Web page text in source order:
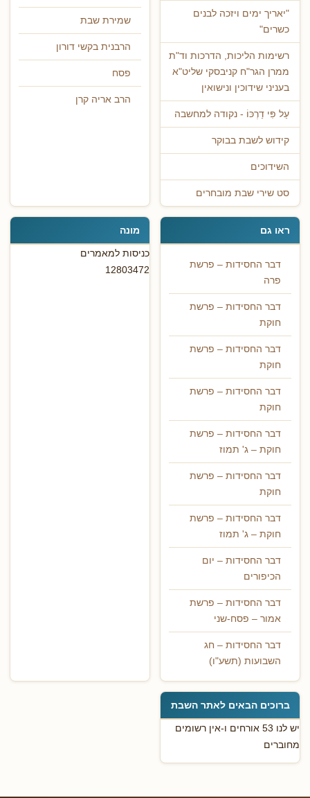
"יאריך ימים ויזכה לבנים
כשרים"
רשימות הליכות, הדרכות וד"ת
ממרן הגר"ח קניבסקי שליט"א
בעניני שידוכין ונישואין
עַל פִּי דַרְכּוֹ - נקודה למחשבה
קידוש לשבת בבוקר
השידוכים
סט שירי שבת מובחרים
שמירת שבת
הרבנית בקשי דורון
פסח
הרב אריה קרן
ראו גם
דבר החסידות – פרשת
פרה
דבר החסידות – פרשת
חוקת
דבר החסידות – פרשת
חוקת
דבר החסידות – פרשת
חוקת
דבר החסידות – פרשת
חוקת – ג' תמוז
דבר החסידות – פרשת
חוקת
דבר החסידות – פרשת
חוקת – ג' תמוז
דבר החסידות – יום
הכיפורים
דבר החסידות – פרשת
אמור – פסח-שני
דבר החסידות – חג
השבועות (תשע"ו)
מונה
כניסות למאמרים
12803472
ברוכים הבאים לאתר השבת
יש לנו 53 אורחים ו-אין רשומים
מחוברים